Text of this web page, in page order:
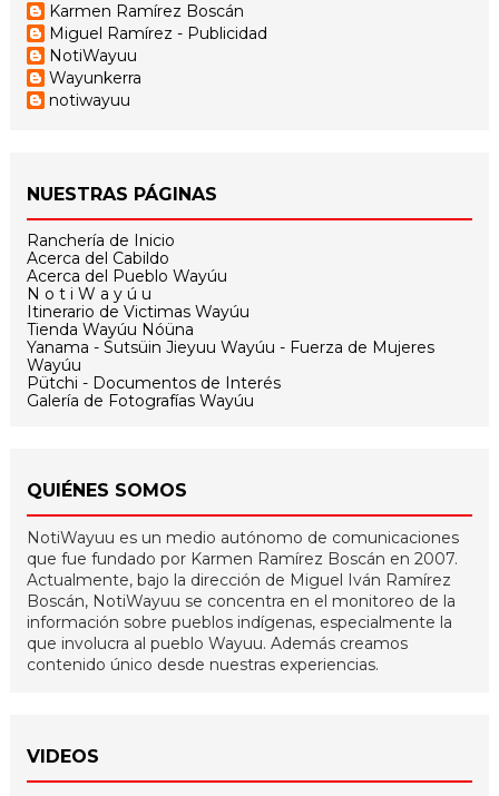
Karmen Ramírez Boscán
Miguel Ramírez - Publicidad
NotiWayuu
Wayunkerra
notiwayuu
NUESTRAS PÁGINAS
Ranchería de Inicio
Acerca del Cabildo
Acerca del Pueblo Wayúu
N o t i W a y ú u
Itinerario de Victimas Wayúu
Tienda Wayúu Nóüna
Yanama - Sutsüin Jieyuu Wayúu - Fuerza de Mujeres
Wayúu
Pütchi - Documentos de Interés
Galería de Fotografías Wayúu
QUIÉNES SOMOS
NotiWayuu es un medio autónomo de comunicaciones
que fue fundado por Karmen Ramírez Boscán en 2007.
Actualmente, bajo la dirección de Miguel Iván Ramírez
Boscán, NotiWayuu se concentra en el monitoreo de la
información sobre pueblos indígenas, especialmente la
que involucra al pueblo Wayuu. Además creamos
contenido único desde nuestras experiencias.
VIDEOS